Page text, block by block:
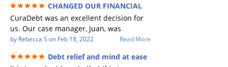
CHANGED OUR FINANCIAL
FUTURE (credit 200 Points / 90 K in debt
GONE)
CuraDebt was an excellent decision for
us. Our case manager, Juan, was
incredible to work with. He and Julio
Every communication was quickly
by Rebecca S on Feb 18, 2022 Read More
Debt relief and mind at ease